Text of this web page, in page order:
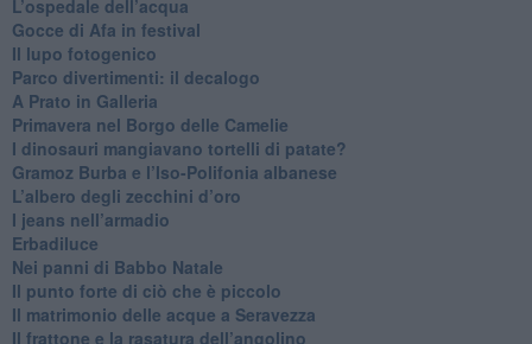
​L’ospedale dell’acqua
​Gocce di Afa in festival
​Il lupo fotogenico
​Parco divertimenti: il decalogo
​A Prato in Galleria
​Primavera nel Borgo delle Camelie
I dinosauri mangiavano tortelli di patate?
​Gramoz Burba e l’Iso-Polifonia albanese
L’albero degli zecchini d’oro
​I jeans nell’armadio
Erbadiluce
Nei panni di Babbo Natale
​Il punto forte di ciò che è piccolo
​Il matrimonio delle acque a Seravezza
​Il frattone e la rasatura dell’angolino